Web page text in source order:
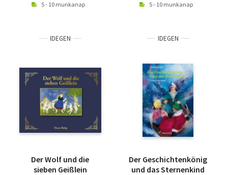
5 - 10 munkanap 5 - 10 munkanap
IDEGEN
Der Wolf und die
sieben Geißlein
IDEGEN
Der Geschichtenkönig
und das Sternenkind